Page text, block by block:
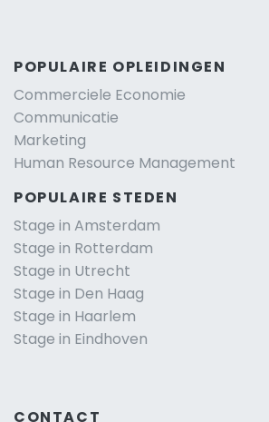
POPULAIRE OPLEIDINGEN
Commerciele Economie
Communicatie
Marketing
Human Resource Management
POPULAIRE STEDEN
Stage in Amsterdam
Stage in Rotterdam
Stage in Utrecht
Stage in Den Haag
Stage in Haarlem
Stage in Eindhoven
CONTACT